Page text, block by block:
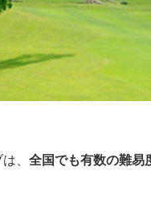
、 全国でも有数の難易